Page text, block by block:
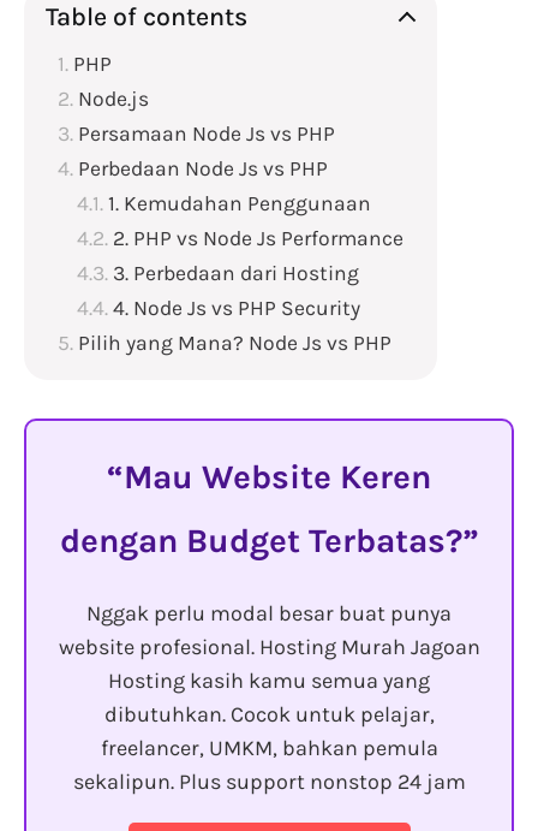
Table of contents
PHP
Node.js
Persamaan Node Js vs PHP
Perbedaan Node Js vs PHP
1. Kemudahan Penggunaan
2. PHP vs Node Js Performance
3. Perbedaan dari Hosting
4. Node Js vs PHP Security
Pilih yang Mana? Node Js vs PHP
Mau Website Keren
dengan Budget Terbatas?
Nggak perlu modal besar buat punya
website profesional. Hosting Murah Jagoan
Hosting kasih kamu semua yang
dibutuhkan. Cocok untuk pelajar,
freelancer, UMKM, bahkan pemula
sekalipun. Plus support nonstop 24 jam